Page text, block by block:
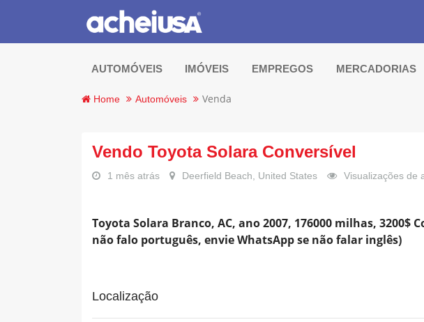
AUTOMÓVEIS IMÓVEIS EMPREGOS MERCADORIAS
Home Automóveis Venda
Vendo Toyota Solara Conversível
1 mês atrás Deerfield Beach, United States Visualizações de
Toyota Solara Branco, AC, ano 2007, 176000 milhas, 3200$
não falo português, envie WhatsApp se não falar inglês)
Localização